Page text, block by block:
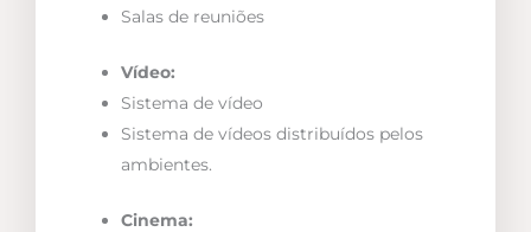
Salas de reuniões
Vídeo:
Sistema de vídeo
Sistema de vídeos distribuídos pelos
ambientes.
Cinema: